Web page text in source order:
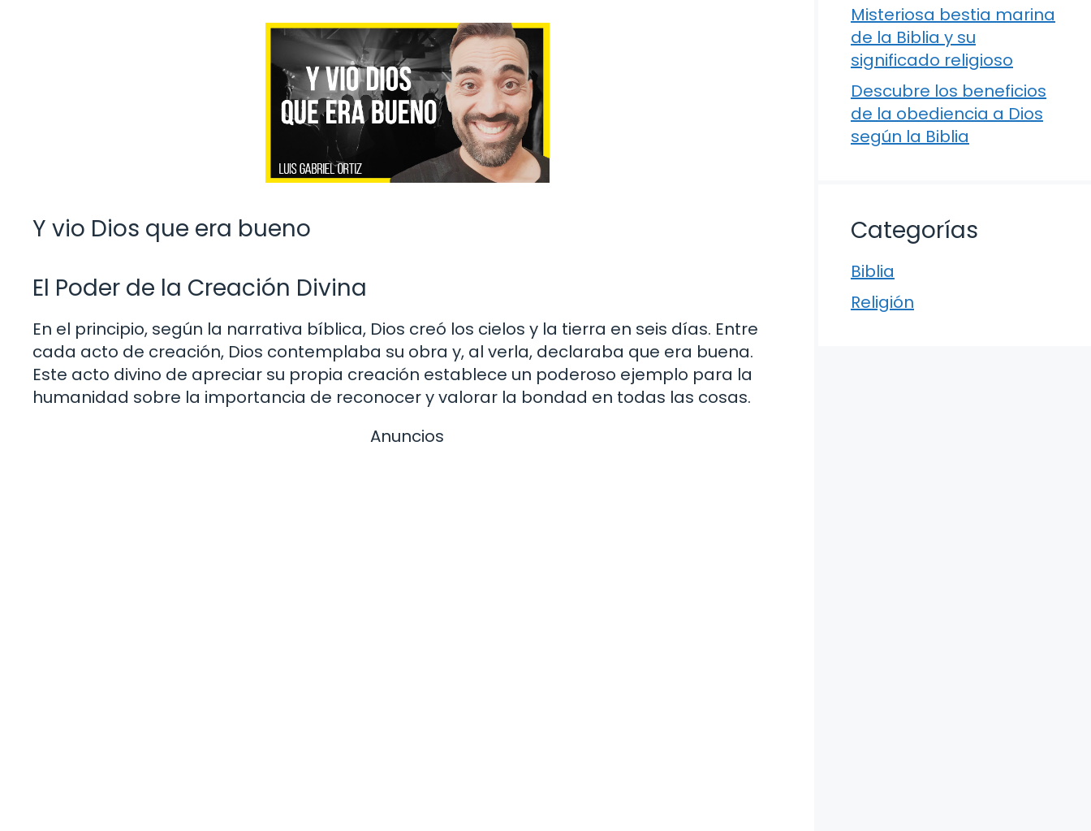
Y vio Dios que era bueno
El Poder de la Creación Divina
En el principio, según la narrativa bíblica, Dios creó los cielos y la tierra en seis días. Entre
cada acto de creación, Dios contemplaba su obra y, al verla, declaraba que era buena.
Este acto divino de apreciar su propia creación establece un poderoso ejemplo para la
humanidad sobre la importancia de reconocer y valorar la bondad en todas las cosas.
Anuncios
Misteriosa bestia marina
de la Biblia y su
significado religioso
Descubre los beneficios
de la obediencia a Dios
según la Biblia
Categorías
Biblia
Religión